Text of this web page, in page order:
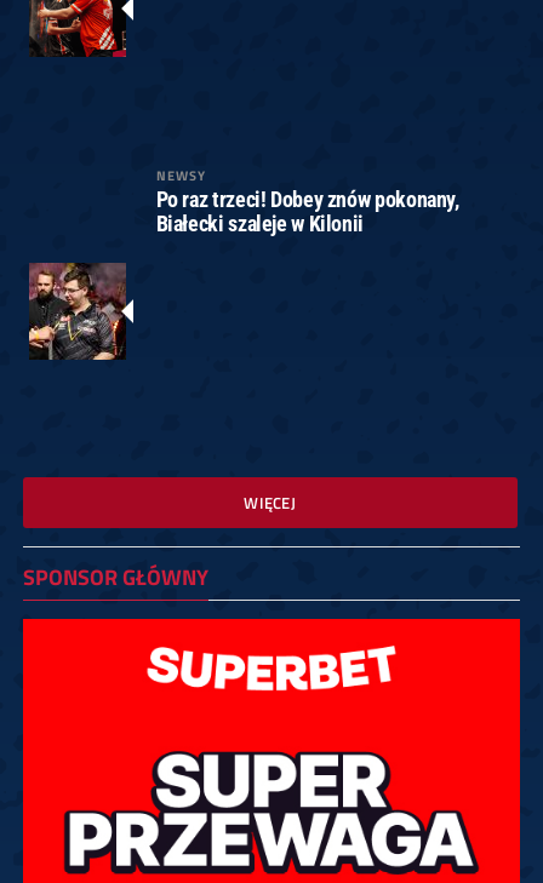
NEWSY
Po raz trzeci! Dobey znów pokonany,
Białecki szaleje w Kilonii
WIĘCEJ
SPONSOR GŁÓWNY